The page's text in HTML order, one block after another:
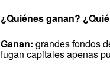
¿Quiénes ganan?
Ganan: grandes fondos
fugan capitales apenas